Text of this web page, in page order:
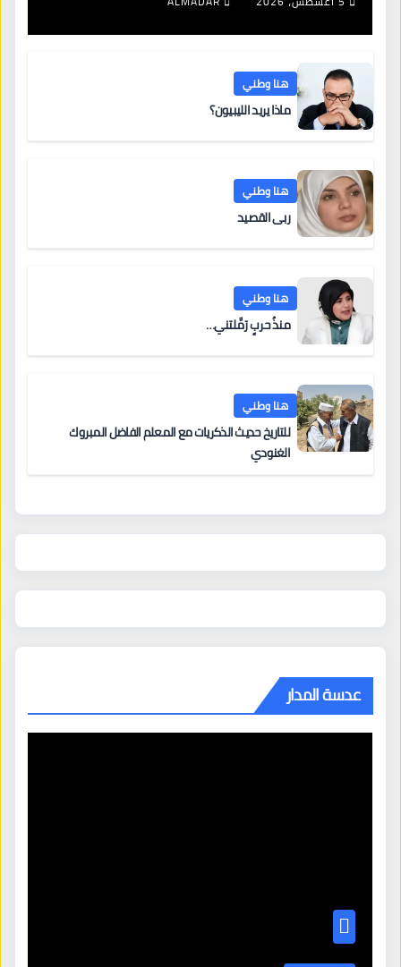
هنا وطني
ماذا يريد الليبيون؟
هنا وطني
ربى القصيد
هنا وطني
منذُ حربٍ رَمَّلتني…
هنا وطني
للتاريخ حديث الذكريات مع المعلم الفاضل المبروك
الغنودي
عدسة المدار